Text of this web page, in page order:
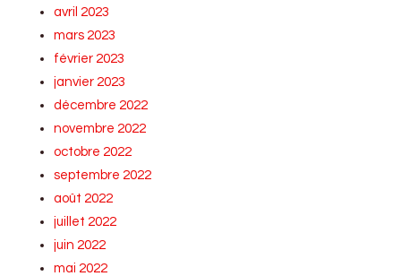
avril 2023
mars 2023
février 2023
janvier 2023
décembre 2022
novembre 2022
octobre 2022
septembre 2022
août 2022
juillet 2022
juin 2022
mai 2022